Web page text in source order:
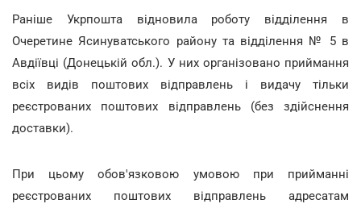
Раніше Укрпошта відновила роботу відділення в
Очеретине Ясинуватського району та відділення № 5 в
Авдіївці (Донецькій обл.). У них організовано приймання
всіх видів поштових відправлень і видачу тільки
реєстрованих поштових відправлень (без здійснення
доставки).
При цьому обов'язковою умовою при прийманні
реєстрованих поштових відправлень адресатам